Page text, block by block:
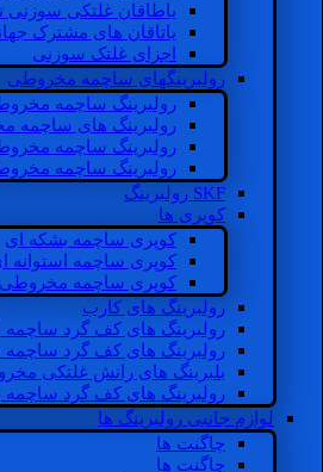
یاطاقان غلتکی سوزنی
یاتاقان های مشترک
اجزای غلتک سوزنی
رولبرینگهای ساچمه مخروطی
رولبرینگ ساچمه
رولبرینگ های ساچمه
رولبرینگ ساچمه
رولبرینگ ساچمه
SKF رولبرینگ
کوپری ها
کوپری ساچمه بشکه ای
کوپری ساچمه استوانه
کوپری ساچمه مخروطی
رولبرینگ های کارب
رولبرینگ های کف گرد ساچمه
رولبرینگ های کف گرد
بلبرینگ های رانش غلتکی
رولبرینگ های کف گرد ساچمه
لوازم جانبی رولبرینگ ها
چاگنت ها
چاگنت ها